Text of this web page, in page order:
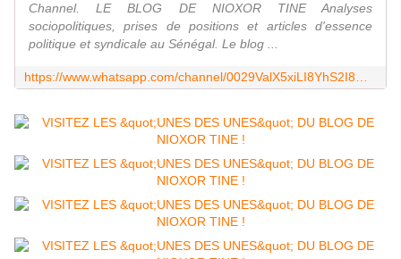
Channel. LE BLOG DE NIOXOR TINE Analyses
sociopolitiques, prises de positions et articles d'essence
politique et syndicale au Sénégal. Le blog ...